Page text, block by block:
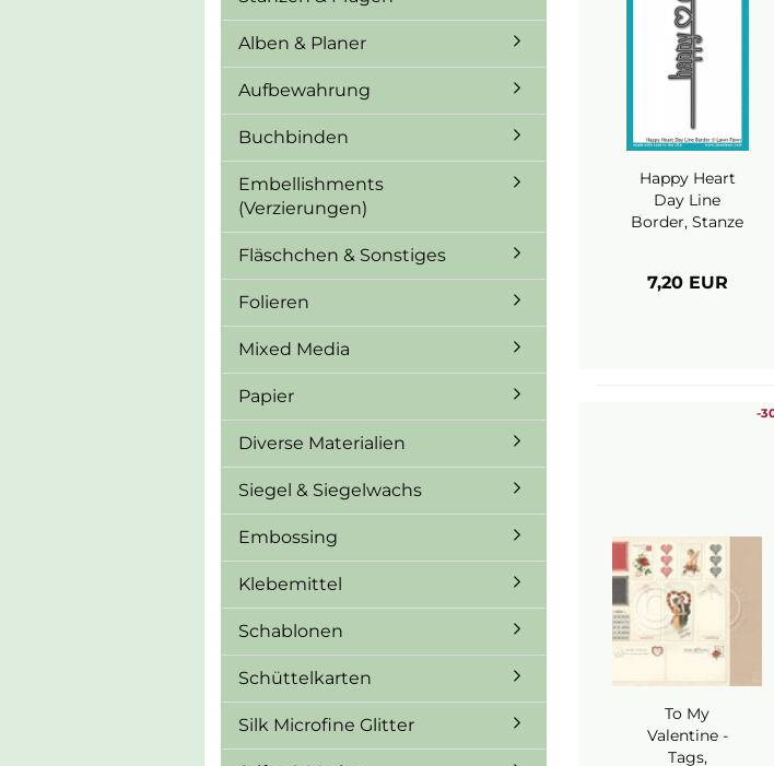
Happy Heart
Day Line
Border, Stanze
7,20 EUR
-
To My
Valentine -
Tags,
Alben & Planer
Aufbewahrung
Buchbinden
Embellishments
(Verzierungen)
Fläschchen & Sonstiges
Folieren
Mixed Media
Papier
Diverse Materialien
Siegel & Siegelwachs
Embossing
Klebemittel
Schablonen
Schüttelkarten
Silk Microfine Glitter